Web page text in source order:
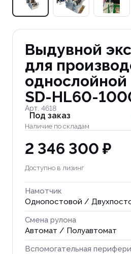
Выдувной
для
однослойной
SD-HL60-
Арт. 4618
Под заказ
Наличие по складам
2 346 300 ₽
Доступно в лизинг
Намотчик
Однопостовой /
Смена рулона
Автомат / Полуавтомат
Вспомогательная